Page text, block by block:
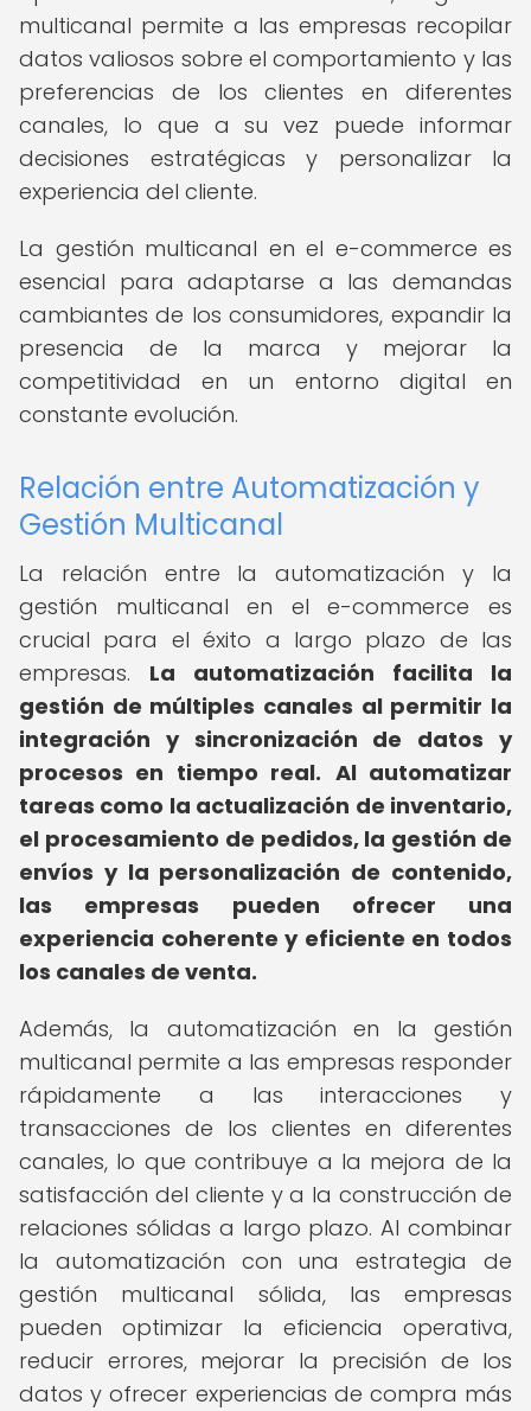
multicanal permite a las empresas recopilar
datos valiosos sobre el comportamiento y las
preferencias de los clientes en diferentes
canales, lo que a su vez puede informar
decisiones estratégicas y personalizar la
experiencia del cliente.
La gestión multicanal en el e-commerce es
esencial para adaptarse a las demandas
cambiantes de los consumidores, expandir la
presencia de la marca y mejorar la
competitividad en un entorno digital en
constante evolución.
Relación entre Automatización y
Gestión Multicanal
La relación entre la automatización y la
gestión multicanal en el e-commerce es
crucial para el éxito a largo plazo de las
empresas. La automatización facilita la
gestión de múltiples canales al permitir la
integración y sincronización de datos y
procesos en tiempo real. Al automatizar
tareas como la actualización de inventario,
el procesamiento de pedidos, la gestión de
envíos y la personalización de contenido,
las empresas pueden ofrecer una
experiencia coherente y eficiente en todos
los canales de venta.
Además, la automatización en la gestión
multicanal permite a las empresas responder
rápidamente a las interacciones y
transacciones de los clientes en diferentes
canales, lo que contribuye a la mejora de la
satisfacción del cliente y a la construcción de
relaciones sólidas a largo plazo. Al combinar
la automatización con una estrategia de
gestión multicanal sólida, las empresas
pueden optimizar la eficiencia operativa,
reducir errores, mejorar la precisión de los
datos y ofrecer experiencias de compra más